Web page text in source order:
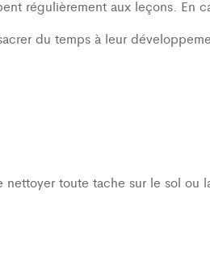
régulièrement aux leçons. En
du temps à leur
toute tache sur le sol